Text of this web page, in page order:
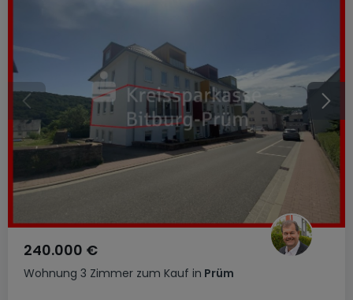
Wohnung 3 Zimmer zum Kauf in Prüm
240.000 €